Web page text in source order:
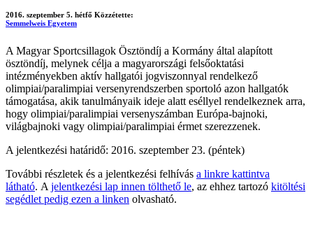
2016. szeptember 5. hétfő Közzétette:
Semmelweis Egyetem
A Magyar Sportcsillagok Ösztöndíj a Kormány által alapított
ösztöndíj, melynek célja a magyarországi felsőoktatási
intézményekben aktív hallgatói jogviszonnyal rendelkező
olimpiai/paralimpiai versenyrendszerben sportoló azon hallgatók
támogatása, akik tanulmányaik ideje alatt eséllyel rendelkeznek arra,
hogy olimpiai/paralimpiai versenyszámban Európa-bajnoki,
világbajnoki vagy olimpiai/paralimpiai érmet szerezzenek.
A jelentkezési határidő: 2016. szeptember 23. (péntek)
További részletek és a jelentkezési felhívás a linkre kattintva
látható. A jelentkezési lap innen tölthető le, az ehhez tartozó kitöltési
segédlet pedig ezen a linken olvasható.